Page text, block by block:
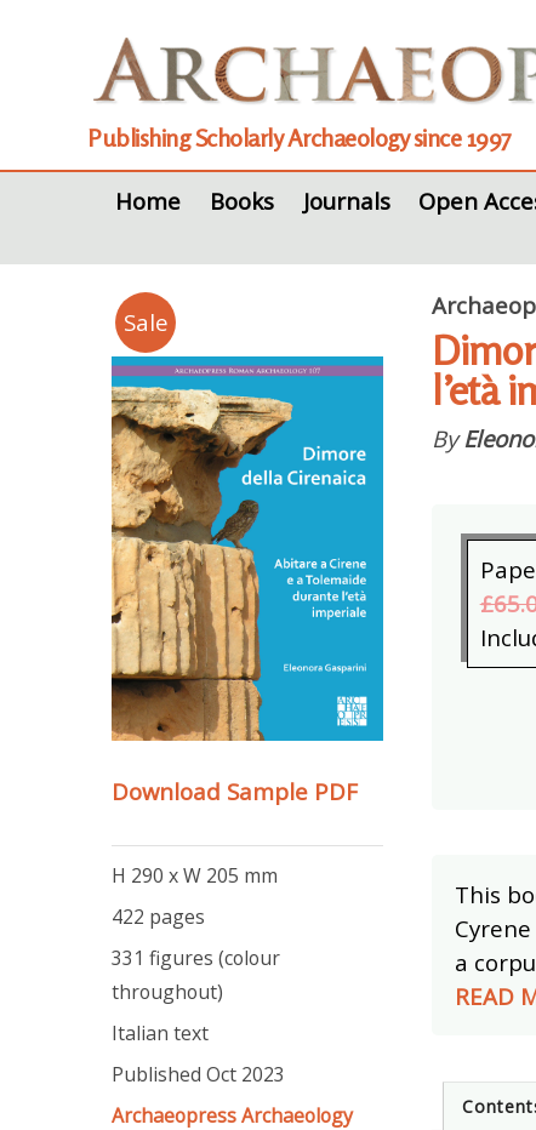
Publishing Scholarly Archaeology since 1997
Home
Books Journals Open
Sale
Download Sample PDF
H 290 x W 205 mm
422 pages
331 figures (colour
throughout)
Italian text
Published Oct 2023
Archaeopress Archaeology
l’età
By
This
a
READ